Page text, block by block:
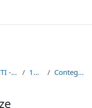
LRETI - A.A. 2023/24 19 Ottobre Conteggio occorrenze